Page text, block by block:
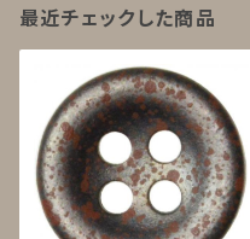
最近チェックした商品